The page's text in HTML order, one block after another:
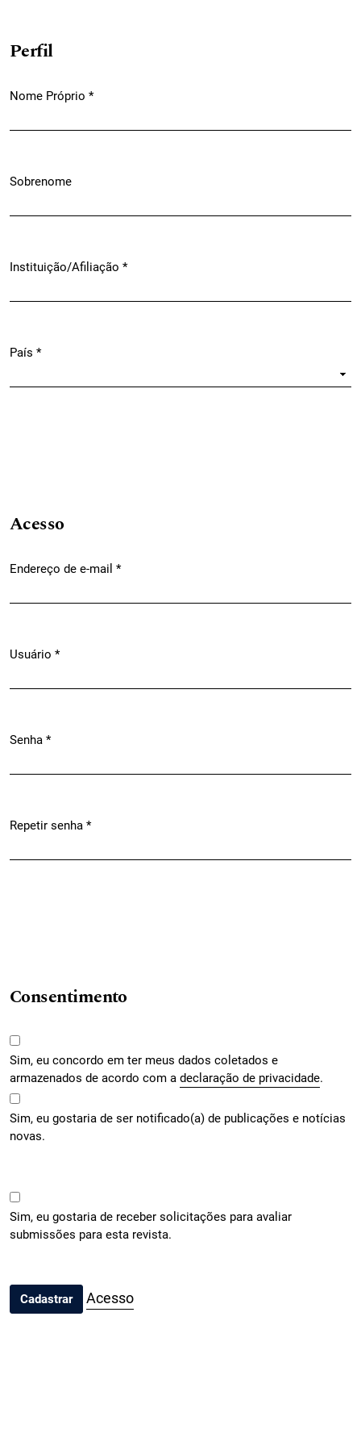
Perfil
Nome Próprio *
Sobrenome
Instituição/Afiliação *
País *
Acesso
Endereço de e-mail *
Usuário *
Senha *
Repetir senha *
Consentimento
Sim, eu concordo em ter meus dados coletados e
armazenados de acordo com a declaração de privacidade.
Sim, eu gostaria de ser notificado(a) de publicações e notícias
novas.
Sim, eu gostaria de receber solicitações para avaliar
submissões para esta revista.
Cadastrar Acesso